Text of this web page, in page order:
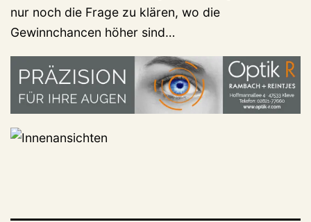
nur noch die Frage zu klären, wo die
Gewinnchancen höher sind…